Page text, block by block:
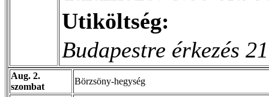
Utiköltség:
Budapestre érkezés
Aug. 2.
szombat
Börzsöny-hegység